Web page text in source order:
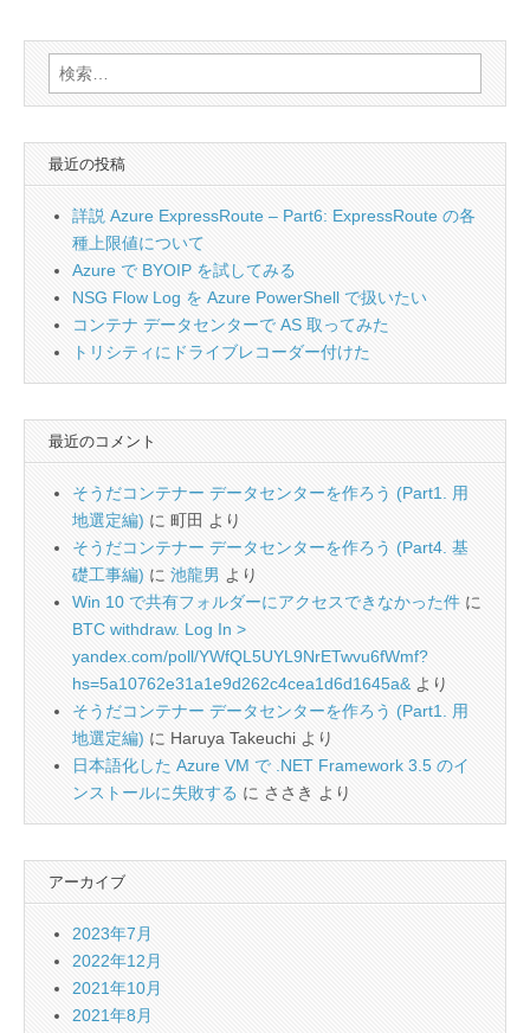
検
索:
最近の投稿
詳説 Azure ExpressRoute – Part6: ExpressRoute の各
種上限値について
Azure で BYOIP を試してみる
NSG Flow Log を Azure PowerShell で扱いたい
コンテナ データセンターで AS 取ってみた
トリシティにドライブレコーダー付けた
最近のコメント
そうだコンテナー データセンターを作ろう (Part1. 用
地選定編) に 町田 より
そうだコンテナー データセンターを作ろう (Part4. 基
礎工事編) に 池龍男 より
Win 10 で共有フォルダーにアクセスできなかった件 に
BTC withdraw. Log In >
yandex.com/poll/YWfQL5UYL9NrETwvu6fWmf?
hs=5a10762e31a1e9d262c4cea1d6d1645a& より
そうだコンテナー データセンターを作ろう (Part1. 用
地選定編) に Haruya Takeuchi より
日本語化した Azure VM で .NET Framework 3.5 のイ
ンストールに失敗する に ささき より
アーカイブ
2023年7月
2022年12月
2021年10月
2021年8月